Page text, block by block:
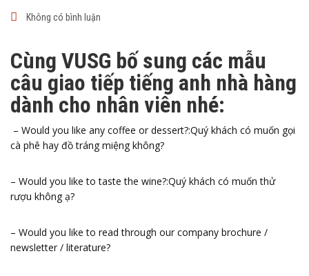
Không có bình luận
Cùng VUSG bố sung các mẫu
câu giao tiếp tiếng anh nhà hàng
dành cho nhân viên nhé:
– Would you like any coffee or dessert?:Quý khách có muốn gọi
cà phê hay đồ tráng miệng không?
– Would you like to taste the wine?:Quý khách có muốn thử
rượu không ạ?
– Would you like to read through our company brochure /
newsletter / literature?